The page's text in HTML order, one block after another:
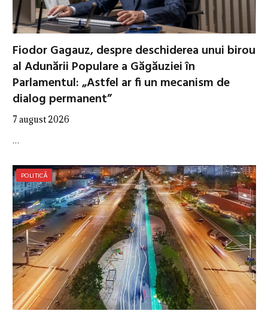
Fiodor Gagauz, despre deschiderea unui birou
al Adunării Populare a Găgăuziei în
Parlamentul: „Astfel ar fi un mecanism de
dialog permanent”
7 august 2026
…
POLITICĂ